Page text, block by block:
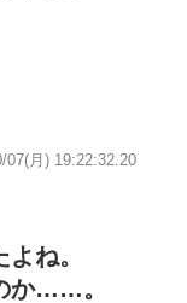
07(月) 19:22:32.20
ね。
か……。